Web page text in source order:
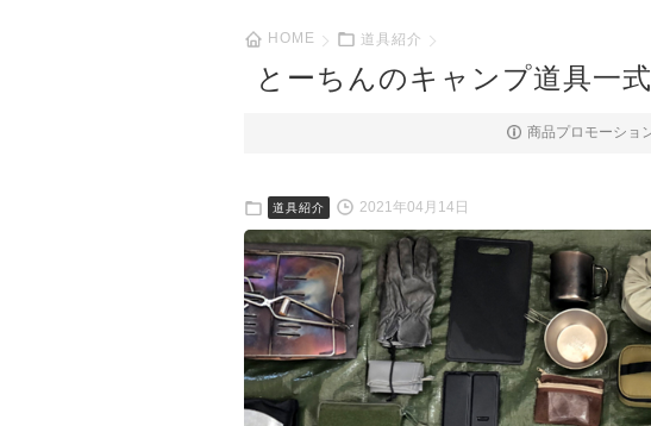
HOME 道具紹介
とーちんのキャンプ道具一式
商品プロモーショ
道具紹介 2021年04月14日